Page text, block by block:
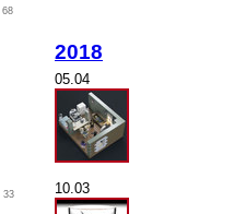
68
33
2018
05.04
10.03